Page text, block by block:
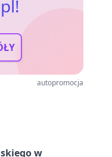
autopromocja
w